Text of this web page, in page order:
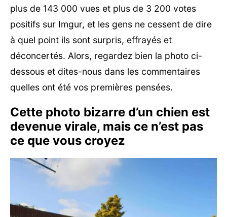
plus de 143 000 vues et plus de 3 200 votes
positifs sur Imgur, et les gens ne cessent de dire
à quel point ils sont surpris, effrayés et
déconcertés. Alors, regardez bien la photo ci-
dessous et dites-nous dans les commentaires
quelles ont été vos premières pensées.
Cette photo bizarre d’un chien est
devenue virale, mais ce n’est pas
ce que vous croyez